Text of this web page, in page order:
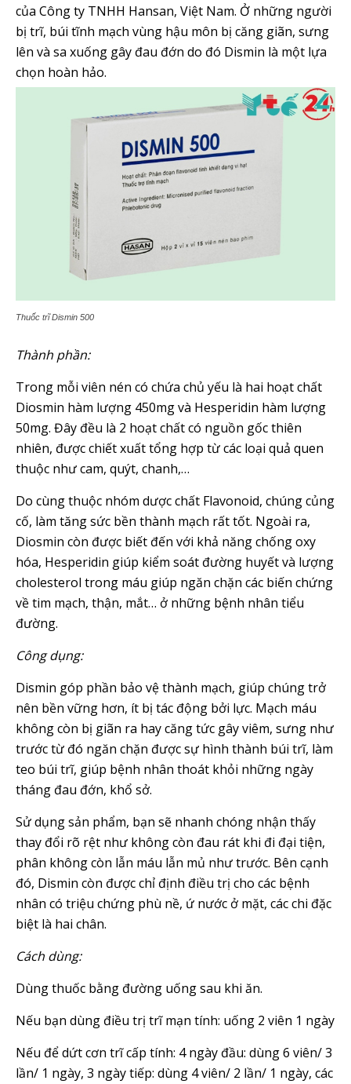
của Công ty TNHH Hansan, Việt Nam. Ở những người
bị trĩ, búi tĩnh mạch vùng hậu môn bị căng giãn, sưng
lên và sa xuống gây đau đớn do đó Dismin là một lựa
chọn hoàn hảo.
Thuốc trĩ Dismin 500
Thành phần:
Trong mỗi viên nén có chứa chủ yếu là hai hoạt chất
Diosmin hàm lượng 450mg và Hesperidin hàm lượng
50mg. Đây đều là 2 hoạt chất có nguồn gốc thiên
nhiên, được chiết xuất tổng hợp từ các loại quả quen
thuộc như cam, quýt, chanh,…
Do cùng thuộc nhóm dược chất Flavonoid, chúng củng
cố, làm tăng sức bền thành mạch rất tốt. Ngoài ra,
Diosmin còn được biết đến với khả năng chống oxy
hóa, Hesperidin giúp kiểm soát đường huyết và lượng
cholesterol trong máu giúp ngăn chặn các biến chứng
về tim mạch, thận, mắt… ở những bệnh nhân tiểu
đường.
Công dụng:
Dismin góp phần bảo vệ thành mạch, giúp chúng trở
nên bền vững hơn, ít bị tác động bởi lực. Mạch máu
không còn bị giãn ra hay căng tức gây viêm, sưng như
trước từ đó ngăn chặn được sự hình thành búi trĩ, làm
teo búi trĩ, giúp bệnh nhân thoát khỏi những ngày
tháng đau đớn, khổ sở.
Sử dụng sản phẩm, bạn sẽ nhanh chóng nhận thấy
thay đổi rõ rệt như không còn đau rát khi đi đại tiện,
phân không còn lẫn máu lẫn mủ như trước. Bên cạnh
đó, Dismin còn được chỉ định điều trị cho các bệnh
nhân có triệu chứng phù nề, ứ nước ở mặt, các chi đặc
biệt là hai chân.
Cách dùng:
Dùng thuốc bằng đường uống sau khi ăn.
Nếu bạn dùng điều trị trĩ mạn tính: uống 2 viên 1 ngày
Nếu để dứt cơn trĩ cấp tính: 4 ngày đầu: dùng 6 viên/ 3
lần/ 1 ngày, 3 ngày tiếp: dùng 4 viên/ 2 lần/ 1 ngày, các